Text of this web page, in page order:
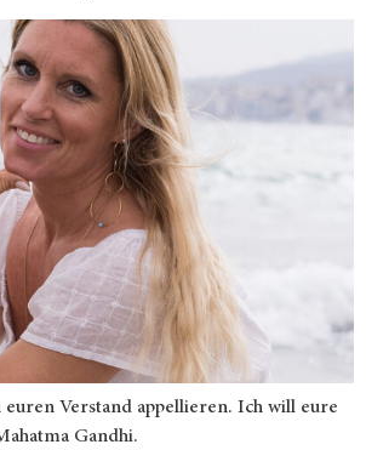
euren Verstand appellieren. Ich will eure
Gandhi.